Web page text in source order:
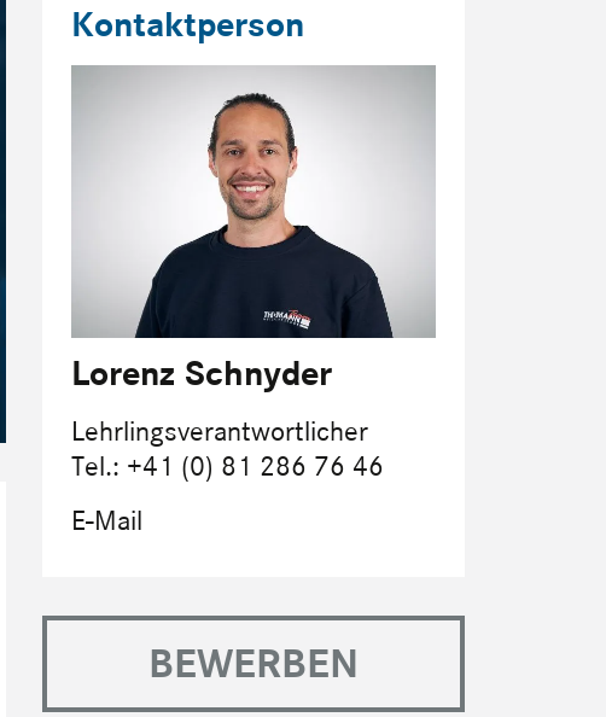
Kontaktperson
Lorenz Schnyder
Lehrlingsverantwortlicher
Tel.: +41 (0) 81 286 76 46
E-Mail
BEWERBEN